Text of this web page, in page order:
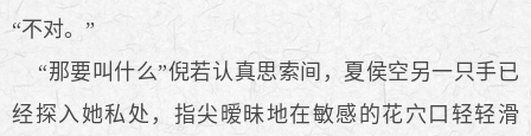
“不对。”
“那要叫什么”倪若认真思索间，夏侯空另一只手已
经探入她私处，指尖暧昧地在敏感的花穴口轻轻滑